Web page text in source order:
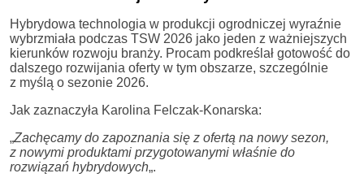
Hybrydowa technologia w produkcji ogrodniczej wyraźnie
wybrzmiała podczas TSW 2026 jako jeden z ważniejszych
kierunków rozwoju branży. Procam podkreślał gotowość do
dalszego rozwijania oferty w tym obszarze, szczególnie
z myślą o sezonie 2026.
Jak zaznaczyła Karolina Felczak-Konarska:
„Zachęcamy do zapoznania się z ofertą na nowy sezon,
z nowymi produktami przygotowanymi właśnie do
rozwiązań hybrydowych„.